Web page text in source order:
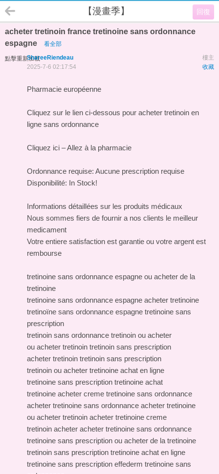
回復
【漫畫季】
acheter tretinoin france tretinoine sans ordonnance
espagne
看全部
點擊重新加載 樓主
ShareeRiendeau
收藏
2025-7-6 02:17:54
Pharmacie européenne
Cliquez sur le lien ci-dessous pour acheter tretinoin en
ligne sans ordonnance
Cliquez ici – Allez à la pharmacie
Ordonnance requise: Aucune prescription requise
Disponibilité: In Stock!
Informations détaillées sur les produits médicaux
Nous sommes fiers de fournir a nos clients le meilleur
medicament
Votre entiere satisfaction est garantie ou votre argent est
rembourse
tretinoine sans ordonnance espagne ou acheter de la
tretinoine
tretinoine sans ordonnance espagne acheter tretinoine
tretinoïne sans ordonnance espagne tretinoine sans
prescription
tretinoin sans ordonnance tretinoin ou acheter
ou acheter tretinoin tretinoin sans prescription
acheter tretinoin tretinoin sans prescription
tretinoin ou acheter tretinoine achat en ligne
tretinoine sans prescription tretinoine achat
tretinoine acheter creme tretinoine sans ordonnance
acheter tretinoine sans ordonnance acheter tretinoine
ou acheter tretinoin acheter tretinoine creme
tretinoin acheter acheter tretinoine sans ordonnance
tretinoine sans prescription ou acheter de la tretinoine
tretinoin sans prescription tretinoine achat en ligne
tretinoine sans prescription effederm tretinoine sans